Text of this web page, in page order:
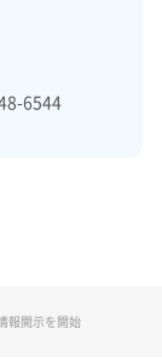
6544
報開示を開始